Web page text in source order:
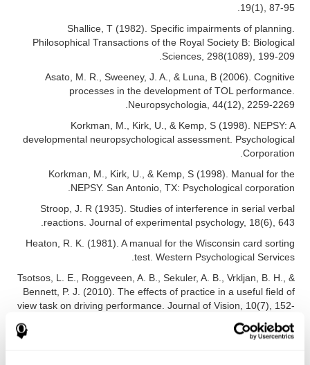
19(1), 87-95.
Shallice, T (1982). Specific impairments of planning.
Philosophical Transactions of the Royal Society B: Biological
Sciences, 298(1089), 199-209.
Asato, M. R., Sweeney, J. A., & Luna, B (2006). Cognitive
processes in the development of TOL performance.
Neuropsychologia, 44(12), 2259-2269.
Korkman, M., Kirk, U., & Kemp, S (1998). NEPSY: A
developmental neuropsychological assessment. Psychological
Corporation.
Korkman, M., Kirk, U., & Kemp, S (1998). Manual for the
NEPSY. San Antonio, TX: Psychological corporation.
Stroop, J. R (1935). Studies of interference in serial verbal
reactions. Journal of experimental psychology, 18(6), 643.
Heaton, R. K. (1981). A manual for the Wisconsin card sorting
test. Western Psychological Services.
Tsotsos, L. E., Roggeveen, A. B., Sekuler, A. B., Vrkljan, B. H., &
Bennett, P. J. (2010). The effects of practice in a useful field of
view task on driving performance. Journal of Vision, 10(7), 152-
Tsotsos, L. E., Roggeveen, A. B., Sekuler, A. B., Vrkljan, B. H., &